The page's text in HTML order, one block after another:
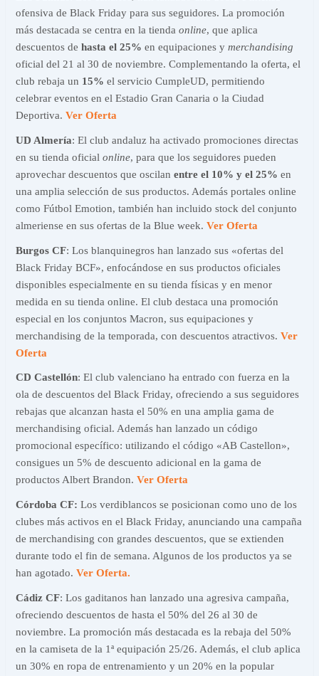
ofensiva de Black Friday para sus seguidores. La promoción
más destacada se centra en la tiendaonline, que aplica
descuentos dehasta el 25% en equipaciones ymerchandising
oficial del 21 al 30 de noviembre. Complementando la oferta, el
club rebaja un 15% el servicio CumpleUD, permitiendo
celebrar eventos en el Estadio Gran Canaria o la Ciudad
Deportiva.Ver Oferta
UD Almería: El club andaluz ha activado promociones directas
en su tienda oficialonline, para que los seguidores pueden
aprovechar descuentos que oscilanentre el 10% y el 25% en
una amplia selección de sus productos. Además portales online
como Fútbol Emotion, también han incluido stock del conjunto
almeriense en sus ofertas de la Blue week.Ver Oferta
Burgos CF: Los blanquinegros han lanzado sus «ofertas del
Black Friday BCF», enfocándose en sus productos oficiales
disponibles especialmente en su tienda físicas y en menor
medida en su tienda online. El club destaca una promoción
especial en los conjuntos Macron, sus equipaciones y
merchandising de la temporada, con descuentos atractivos.Ver
Oferta
CD Castellón: El club valenciano ha entrado con fuerza en la
ola de descuentos del Black Friday, ofreciendo a sus seguidores
rebajas que alcanzan hasta el 50% en una amplia gama de
merchandising oficial. Además han lanzado un código
promocional específico: utilizando el código «AB Castellon»,
consigues un 5% de descuento adicional en la gama de
productos Albert Brandon.Ver Oferta
Córdoba CF:Los verdiblancos se posicionan como uno de los
clubes más activos en el Black Friday, anunciando una campaña
de merchandising con grandes descuentos, que se extienden
durante todo el fin de semana. Algunos de los productos ya se
han agotado.Ver Oferta.
Cádiz CF: Los gaditanos han lanzado una agresiva campaña,
ofreciendo descuentos de hasta el 50% del 26 al 30 de
noviembre. La promoción más destacada es la rebaja del 50%
en la camiseta de la 1ª equipación 25/26. Además, el club aplica
un 30% en ropa de entrenamiento y un 20% en la popular